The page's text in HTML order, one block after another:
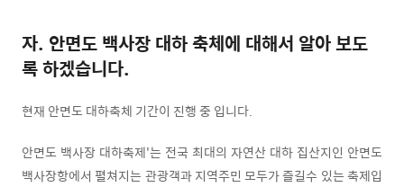
자. 안면도 백사장 대하 축체에 대해서 알아 보도
록 하겠습니다.
현재 안면도 대하축체 기간이 진행 중 입니다.
안면도 백사장 대하축제'는 전국 최대의 자연산 대하 집산지인 안면도
백사장항에서 펼쳐지는 관광객과 지역주민 모두가 즐길수 있는 축제입